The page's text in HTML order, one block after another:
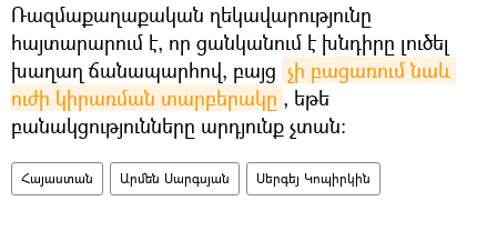
Ռազմաքաղաքական ղեկավարությունը
հայտարարում է, որ ցանկանում է խնդիրը լուծել
խաղաղ ճանապարհով, բայց չի բացառում նաև
ուժի կիրառման տարբերակը , եթե
բանակցությունները արդյունք չտան։
Հայաստան Արմեն Սարգսյան Սերգեյ Կոպիրկին